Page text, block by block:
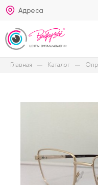
Адреса
Главная Каталог